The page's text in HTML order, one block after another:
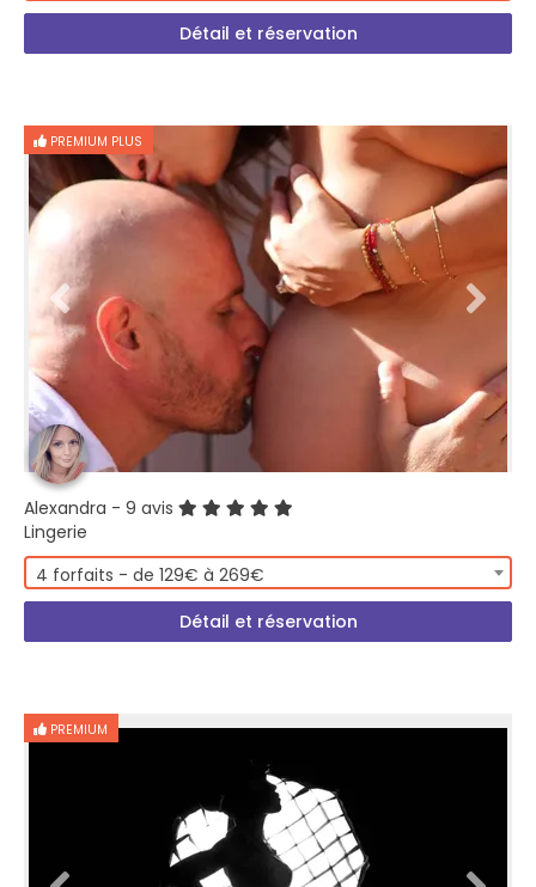
Détail et réservation
PREMIUM PLUS
Alexandra - 9 avis
Lingerie
4 forfaits - de 129€ à 269€
Détail et réservation
PREMIUM